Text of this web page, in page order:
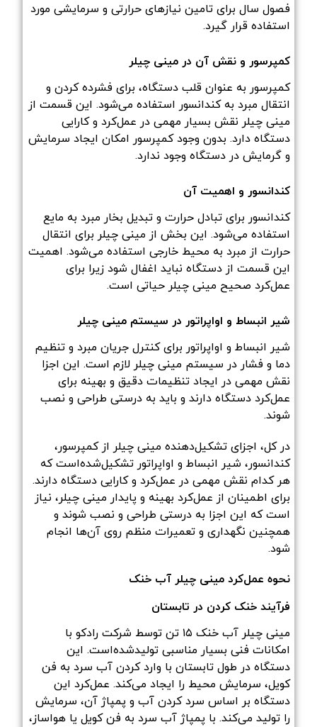
فصول سال برای تامین نیازهای حرارتی و سرمایشی مورد
استفاده قرار گیرد.
کمپرسور و نقش آن در مینی چیلر
کمپرسور به عنوان قلب دستگاه، برای فشرده کردن و
انتقال مبرد به کندانسور استفاده می‌شود. این قسمت از
مینی چیلر نقش بسیار مهمی در عمل‌کرد و کارایی
دستگاه دارد. بدون وجود کمپرسور امکان ایجاد سرمایش
و گرمایش در دستگاه وجود ندارد.
کندانسور و اهمیت آن
کندانسور برای تبادل حرارت و تبدیل بخار مبرد به مایع
استفاده می‌شود. این بخش از مینی چیلر برای انتقال
حرارت از مبرد به محیط خارجی استفاده می‌شود. اهمیت
این قسمت از دستگاه نباید اغفال شود زیرا برای
عمل‌کرد صحیح مینی چیلر حیاتی است.
شیر انبساط و اواپراتور در سیستم مینی چیلر
شیر انبساط و اواپراتور برای کنترل جریان مبرد و تنظیم
دما و فشار در سیستم مینی چیلر لازم است. این اجزا
نقش مهمی در ایجاد تنظیمات دقیق و بهینه برای
عمل‌کرد دستگاه دارند و باید به درستی طراحی و نصب
شوند.
در کل، اجزای تشکیل‌دهنده مینی چیلر از کمپرسور،
کندانسور، شیر انبساط و اواپراتور تشکیل‌شده‌است که
هر کدام نقش مهمی در عمل‌کرد و کارایی دستگاه دارند.
برای اطمینان از عمل‌کرد بهینه و پایدار مینی چیلر، نیاز
است که این اجزا به درستی طراحی و نصب شوند و
همچنین نگهداری و تعمیرات منظم روی آن‌ها انجام
شود.
نحوه عمل‌کرد مینی چیلر آب خنک
فرآیند خنک کردن در تابستان
مینی چیلر آب خنک ۱۵ تن توسط شرکت رادکو با
امکانات فنی بسیار مناسبی تولید‌شده‌است. این
دستگاه در طول تابستان با وارد کردن آب سرد به فن
کویل، سرمایش محیط را ایجاد می‌کند. عمل‌کرد این
دستگاه بر اساس سرد کردن آب و پمپاژ آن، سرمایش
را تولید می‌کند. با پمپاژ آب سرد به فن کویل یا هواساز،